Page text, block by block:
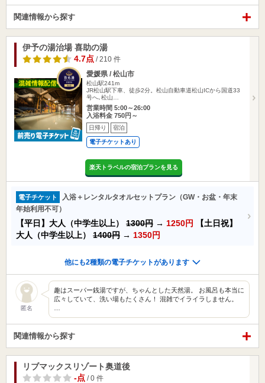
関連情報から探す
伊予の湯治場 喜助の湯
4.7点 / 210 件
愛媛県 / 松山市
松山駅241m
JR松山駅下車、徒歩2分。松山自動車道松山ICから国道33
号へ､松山…
営業時間 5:00～26:00
入浴料金 750円～
日帰り 宿泊
電子チケットあり
楽天トラベルの宿泊プランを見る
電子チケット
入浴＋レンタルタオルセットプラン（GW・お盆・年末
年始利用不可）
【平日】大人（中学生以上） 1300円 → 1250円
【土日祝】
大人（中学生以上） 1400円 → 1350円
他にも2種類の電子チケットがあります
匿名
趣はスーパー銭湯ですが、ちゃんとした天然湯。 お風呂も本当に
広々していて、洗い場もたくさん！ 混雑でイライラしません。
関連情報から探す
リブマックスリゾート奥道後
-点 / 0 件